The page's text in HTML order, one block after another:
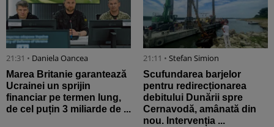
21:31 • Daniela Oancea
Marea Britanie garantează
Ucrainei un sprijin
financiar pe termen lung,
de cel puțin 3 miliarde de ...
21:11 • Stefan Simion
Scufundarea barjelor
pentru redirecționarea
debitului Dunării spre
Cernavodă, amânată din
nou. Intervenția ...